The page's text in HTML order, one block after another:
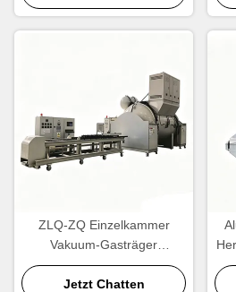
zertifiziert
ZLQ-ZQ Einzelkammer
Vakuum-Gasträger
Aluminium-Lautöfen
Energieeinsparung
Jetzt Chatten